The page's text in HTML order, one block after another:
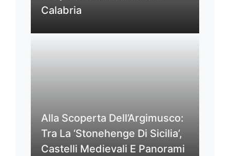
Calabria
Alla Scoperta Dell’Argimusco:
Tra La ‘Stonehenge Di Sicilia’,
Castelli Medievali E Panorami